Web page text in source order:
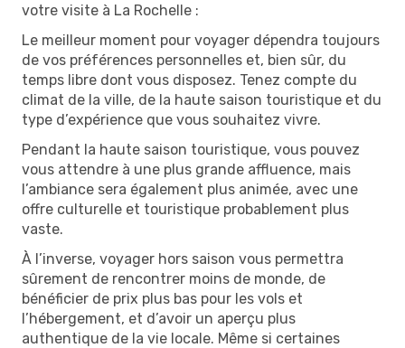
votre visite à La Rochelle :
Le meilleur moment pour voyager dépendra toujours
de vos préférences personnelles et, bien sûr, du
temps libre dont vous disposez. Tenez compte du
climat de la ville, de la haute saison touristique et du
type d’expérience que vous souhaitez vivre.
Pendant la haute saison touristique, vous pouvez
vous attendre à une plus grande affluence, mais
l’ambiance sera également plus animée, avec une
offre culturelle et touristique probablement plus
vaste.
À l’inverse, voyager hors saison vous permettra
sûrement de rencontrer moins de monde, de
bénéficier de prix plus bas pour les vols et
l’hébergement, et d’avoir un aperçu plus
authentique de la vie locale. Même si certaines